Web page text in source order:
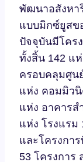
พัฒนาอสังหา
แบบมิกซ์ยูสข
ปัจจุบันมีโคร
ทั้งสิ้น 142 แห่
ครอบคลุมศูน
แห่ง คอมมิว
แห่ง อาคารส
แห่ง โรงแรม
และโครงกา
53 โครงการ